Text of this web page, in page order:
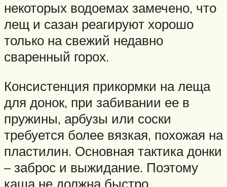
некоторых водоемах замечено, что
лещ и сазан реагируют хорошо
только на свежий недавно
сваренный горох.
Консистенция прикормки на леща
для донок, при забивании ее в
пружины, арбузы или соски
требуется более вязкая, похожая на
пластилин. Основная тактика донки
– заброс и выжидание. Поэтому
каша не должна быстро